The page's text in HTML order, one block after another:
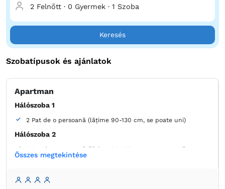
2 Felnőtt · 0 Gyermek · 1 Szoba
Keresés
Szobatípusok és ajánlatok
Apartman
Hálószoba 1
2 Pat de o persoană (lățime 90-130 cm, se poate uni)
Hálószoba 2
2 Pat de o persoană (lățime 90-130 cm, se poate uni)
saját - Zuhanyzó
Összes megtekintése